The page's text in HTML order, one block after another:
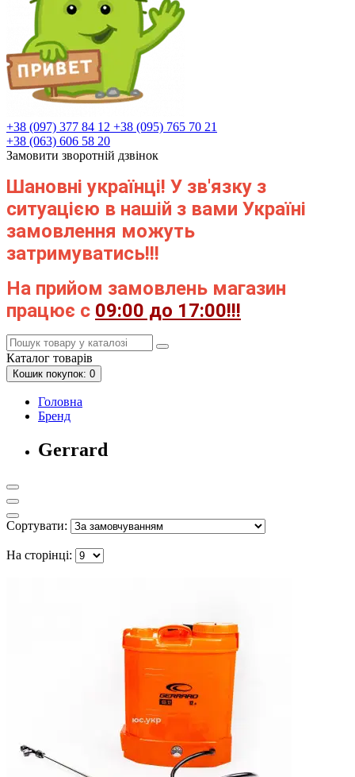
+38 (097) 377 84 12 +38 (095) 765 70 21
+38 (063) 606 58 20
Замовити зворотній дзвінок
Шановні українці! У зв'язку з
ситуацією в нашій з вами Україні
замовлення можуть
затримуватись!!!
На прийом замовлень магазин
працює с 09:00 до 17:00!!!
Каталог товарів
Кошик покупок: 0
Головна
Бренд
Gerrard
Сортувати:
На сторінці: